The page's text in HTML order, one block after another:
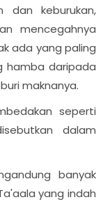
dan keburukan,
mencegahnya
ada yang paling
hamba daripada
maknanya.
seperti
dalam
banyak
yang indah